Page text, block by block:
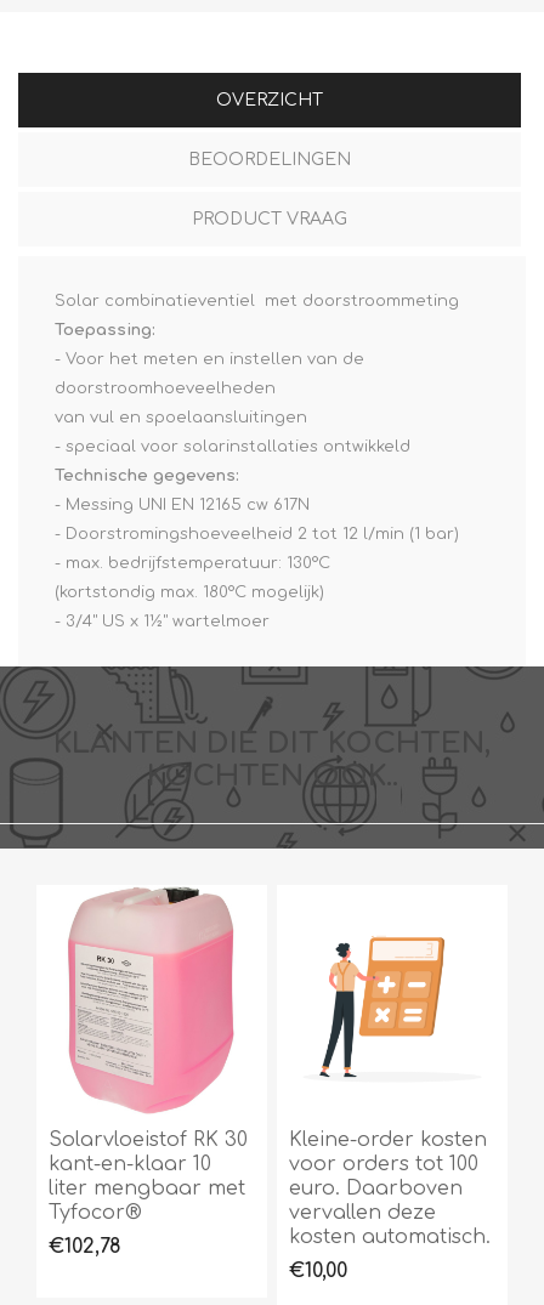
OVERZICHT
BEOORDELINGEN
PRODUCT VRAAG
Solar combinatieventiel met doorstroommeting
Toepassing:
- Voor het meten en instellen van de
doorstroomhoeveelheden
van vul en spoelaansluitingen
- speciaal voor solarinstallaties ontwikkeld
Technische gegevens:
- Messing UNI EN 12165 cw 617N
- Doorstromingshoeveelheid 2 tot 12 l/min (1 bar)
- max. bedrijfstemperatuur: 130°C
(kortstondig max. 180°C mogelijk)
- 3/4" US x 1½" wartelmoer
KLANTEN DIE DIT KOCHTEN,
KOCHTEN OOK..
Solarvloeistof RK 30
kant-en-klaar 10
liter mengbaar met
Tyfocor®
€102,78
Kleine-order kosten
voor orders tot 100
euro. Daarboven
vervallen deze
kosten automatisch.
€10,00